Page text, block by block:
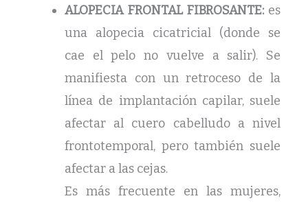
ALOPECIA FRONTAL FIBROSANTE:es
una alopecia cicatricial (donde se
cae el pelo no vuelve a salir). Se
manifiesta con un retroceso de la
línea de implantación capilar, suele
afectar al cuero cabelludo a nivel
frontotemporal, pero también suele
afectar a las cejas.
Es más frecuente en las mujeres,